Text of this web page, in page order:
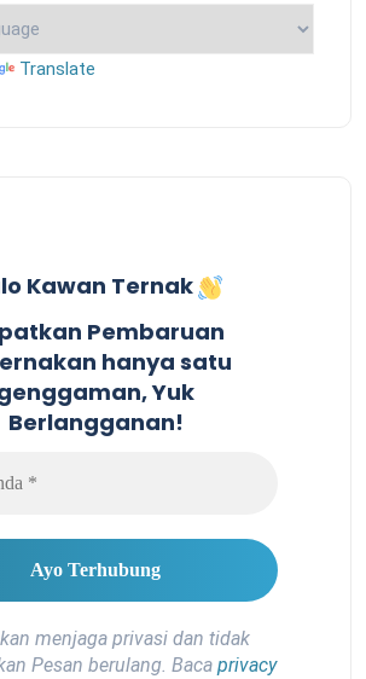
Translate
Kawan Ternak
Pembaruan
hanya satu
Yuk
Berlangganan!
menjaga privasi dan tidak
Pesan berulang. Baca privacy